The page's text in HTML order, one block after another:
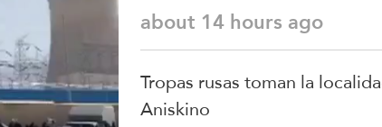
about 14 hours ago
Tropas rusas toman la
Aniskino